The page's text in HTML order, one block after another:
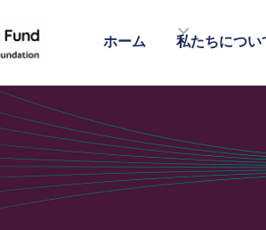
ホーム 私たちについ